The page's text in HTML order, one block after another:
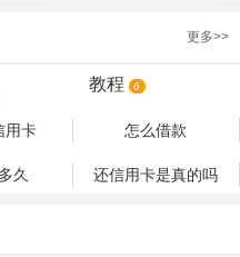
更多>>
教程 6
用卡 怎么借款
久 还信用卡是真的吗